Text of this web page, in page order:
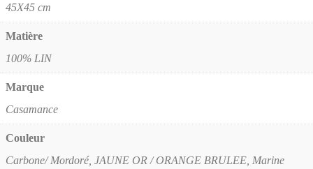
45X45 cm
Matière
100% LIN
Marque
Casamance
Couleur
Carbone/ Mordoré, JAUNE OR / ORANGE BRULEE, Marine